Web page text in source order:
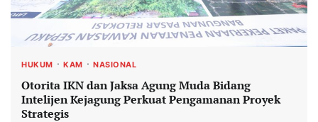
HUKUM KAM NASIONAL
Otorita IKN dan Jaksa Agung Muda Bidang
Intelijen Kejagung Perkuat Pengamanan Proyek
Strategis